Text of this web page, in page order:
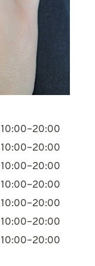
10:00–20:00
10:00–20:00
10:00–20:00
10:00–20:00
10:00–20:00
10:00–20:00
10:00–20:00